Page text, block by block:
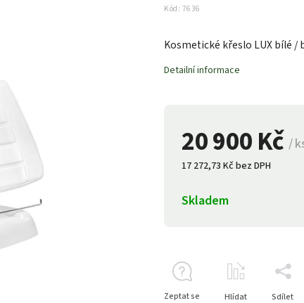
20 900 Kč /
17 272,73 Kč bez DPH
Skladem
Kód: 7636
Kosmetické křeslo LUX bílé /
Detailní informace
Zeptat se Hlídat Sdílet